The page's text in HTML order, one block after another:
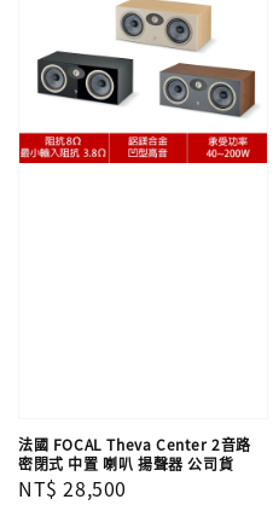
法國 FOCAL Theva Center 2音路
密閉式 中置 喇叭 揚聲器 公司貨
Regular
NT$ 28,500